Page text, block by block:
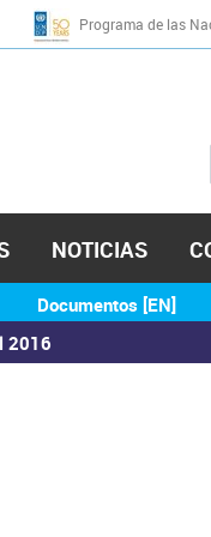
Programa de las
2016
Documentos [EN]
NOTICIAS